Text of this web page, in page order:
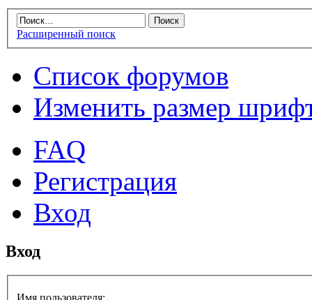
Расширенный поиск
Список форумов
Изменить размер
FAQ
Регистрация
Вход
Вход
Имя пользователя: